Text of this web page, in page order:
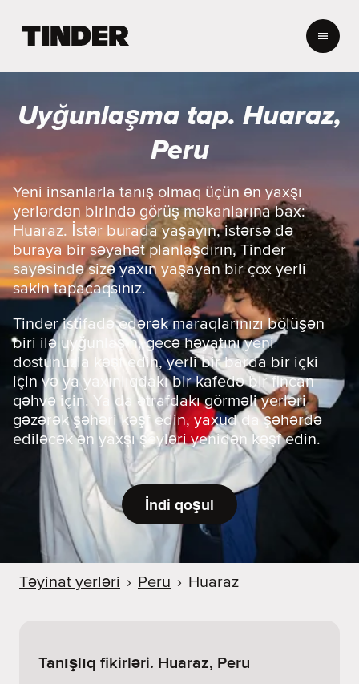
r
H
e
Uyğunlaşma tap. Huaraz,
Peru
Yeni insanlarla tanış olmaq üçün ən yaxşı
yerlərdən birində görüş məkanlarına bax:
Huaraz. İstər burada yaşayın, istərsə də
buraya bir səyahət planlaşdırın, Tinder
sayəsində sizə yaxın yaşayan bir çox yerli
sakin tapacaqsınız.
Tinder istifadə edərək maraqlarınızı bölüşən
biri ilə uyğunlaşın, gecə həyatını yeni
dostunuzla kəşf edin, yerli bir barda bir içki
için və ya yaxınlıqdakı bir kafedə bir fincan
qəhvə için. Ya da ətrafdakı görməli yerləri
gəzərək şəhəri kəşf edin, yaxud da şəhərdə
ediləcək ən yaxşı şeyləri yenidən kəşf edin.
İndi qoşul
Təyinat yerləri › Peru › Huaraz
Tanışlıq fikirləri. Huaraz, Peru